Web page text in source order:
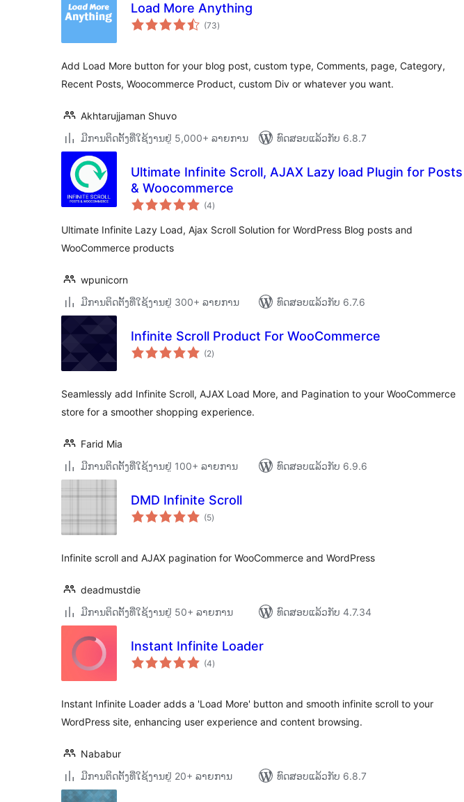
Load More Anything
(73ຄະແນນ
ທັງໝົດ
)
Add Load More button for your blog post, custom type, Comments, page, Category,
Recent Posts, Woocommerce Product, custom Div or whatever you want.
Akhtarujjaman Shuvo
ມີການຕິດຕັ້ງທີ່ໃຊ້ງານຢູ່ 5,000+ ລາຍການ
ທົດສອບແລ້ວກັບ 6.8.7
Ultimate Infinite Scroll, AJAX Lazy load Plugin for Posts
& Woocommerce
(4ຄະແນນ
ທັງໝົດ
)
Ultimate Infinite Lazy Load, Ajax Scroll Solution for WordPress Blog posts and
WooCommerce products
wpunicorn
ມີການຕິດຕັ້ງທີ່ໃຊ້ງານຢູ່ 300+ ລາຍການ
ທົດສອບແລ້ວກັບ 6.7.6
Infinite Scroll Product For WooCommerce
(2ຄະແນນ
ທັງໝົດ
)
Seamlessly add Infinite Scroll, AJAX Load More, and Pagination to your WooCommerce
store for a smoother shopping experience.
Farid Mia
ມີການຕິດຕັ້ງທີ່ໃຊ້ງານຢູ່ 100+ ລາຍການ
ທົດສອບແລ້ວກັບ 6.9.6
DMD Infinite Scroll
(5ຄະແນນ
ທັງໝົດ
)
Infinite scroll and AJAX pagination for WooCommerce and WordPress
deadmustdie
ມີການຕິດຕັ້ງທີ່ໃຊ້ງານຢູ່ 50+ ລາຍການ
ທົດສອບແລ້ວກັບ 4.7.34
Instant Infinite Loader
(4ຄະແນນ
ທັງໝົດ
)
Instant Infinite Loader adds a 'Load More' button and smooth infinite scroll to your
WordPress site, enhancing user experience and content browsing.
Nababur
ມີການຕິດຕັ້ງທີ່ໃຊ້ງານຢູ່ 20+ ລາຍການ
ທົດສອບແລ້ວກັບ 6.8.7